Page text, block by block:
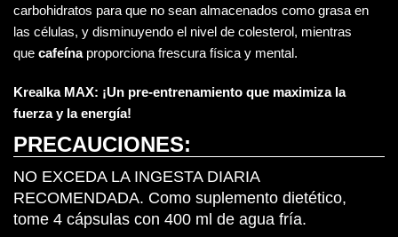
carbohidratos para que no sean almacenados como grasa en
las células, y disminuyendo el nivel de colesterol, mientras
que cafeínaproporciona frescura física y mental.
Krealka MAX: ¡Un pre-entrenamiento que maximiza la
fuerza y la energía!
PRECAUCIONES:
NO EXCEDA LA INGESTA DIARIA
RECOMENDADA. Como suplemento dietético,
tome 4 cápsulas con 400 ml de agua fría.